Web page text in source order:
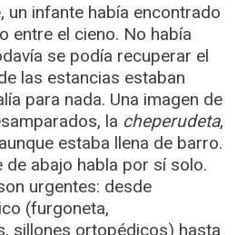
un infante había encontrado
entre el cieno. No había
se podía recuperar el
las estancias estaban
para nada. Una imagen de
la cheperudeta,
estaba llena de barro.
de abajo habla por sí solo.
urgentes: desde
(furgoneta,
sillones ortopédicos) hasta